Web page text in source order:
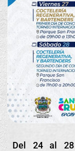
Del 24 al